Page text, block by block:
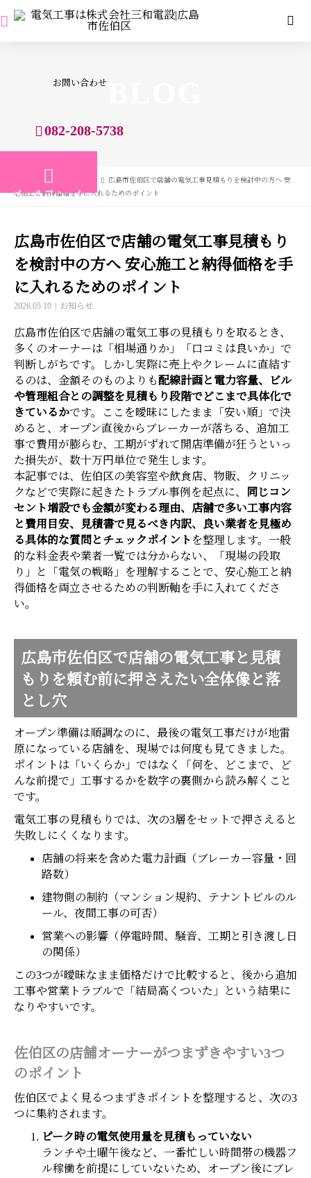
お問い合わせ
082-208-5738
メールフォーム
広島市佐伯区で店舗の電気工事見積もりを検討中の方へ 安
心施工と納得価格を手に入れるためのポイント
広島市佐伯区で店舗の電気工事見積もり
を検討中の方へ 安心施工と納得価格を手
に入れるためのポイント
2026.05.10 お知らせ
広島市佐伯区で店舗の電気工事の見積もりを取るとき、
多くのオーナーは「相場通りか」「口コミは良いか」で
判断しがちです。しかし実際に売上やクレームに直結す
るのは、金額そのものよりも配線計画と電力容量、ビル
や管理組合との調整を見積もり段階でどこまで具体化で
きているかです。ここを曖昧にしたまま「安い順」で決
めると、オープン直後からブレーカーが落ちる、追加工
事で費用が膨らむ、工期がずれて開店準備が狂うといっ
た損失が、数十万円単位で発生します。
本記事では、佐伯区の美容室や飲食店、物販、クリニッ
クなどで実際に起きたトラブル事例を起点に、
同じコン
セント増設でも金額が変わる理由、店舗で多い工事内容
と費用目安、見積書で見るべき内訳、良い業者を見極め
る具体的な質問とチェックポイント を整理します。一般
的な料金表や業者一覧では分からない、「現場の段取
り」と「電気の戦略」を理解することで、安心施工と納
得価格を両立させるための判断軸を手に入れてくださ
い。
広島市佐伯区で店舗の電気工事と見積
もりを頼む前に押さえたい全体像と落
とし穴
オープン準備は順調なのに、最後の電気工事だけが地雷
原になっている店舗を、現場では何度も見てきました。
ポイントは「いくらか」ではなく「何を、どこまで、ど
んな前提で」工事するかを数字の裏側から読み解くこと
です。
電気工事の見積もりでは、次の3層をセットで押さえると
失敗しにくくなります。
店舗の将来を含めた電力計画（ブレーカー容量・回
路数）
建物側の制約（マンション規約、テナントビルのル
ール、夜間工事の可否）
営業への影響（停電時間、騒音、工期と引き渡し日
の関係）
この3つが曖昧なまま価格だけで比較すると、後から追加
工事や営業トラブルで「結局高くついた」という結果に
なりやすいです。
佐伯区の店舗オーナーがつまずきやすい3つ
のポイント
佐伯区でよく見るつまずきポイントを整理すると、次の3
つに集約されます。
ピーク時の電気使用量を見積もっていない
ランチや土曜午後など、一番忙しい時間帯の機器フ
ル稼働を前提にしていないため、オープン後にブレ